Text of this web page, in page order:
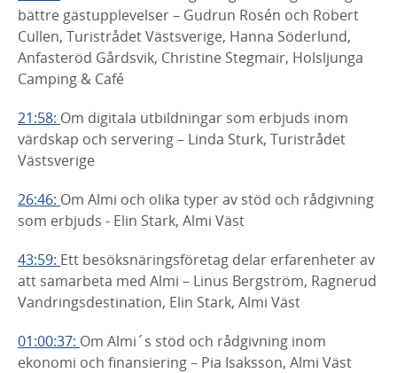
bättre gästupplevelser – Gudrun Rosén och Robert
Cullen, Turistrådet Västsverige, Hanna Söderlund,
Anfasteröd Gårdsvik, Christine Stegmair, Holsljunga
Camping & Café
21:58: Om digitala utbildningar som erbjuds inom
värdskap och servering – Linda Sturk, Turistrådet
Västsverige
26:46: Om Almi och olika typer av stöd och rådgivning
som erbjuds - Elin Stark, Almi Väst
43:59: Ett besöksnäringsföretag delar erfarenheter av
att samarbeta med Almi – Linus Bergström, Ragnerud
Vandringsdestination, Elin Stark, Almi Väst
01:00:37: Om Almi´s stöd och rådgivning inom
ekonomi och finansiering – Pia Isaksson, Almi Väst